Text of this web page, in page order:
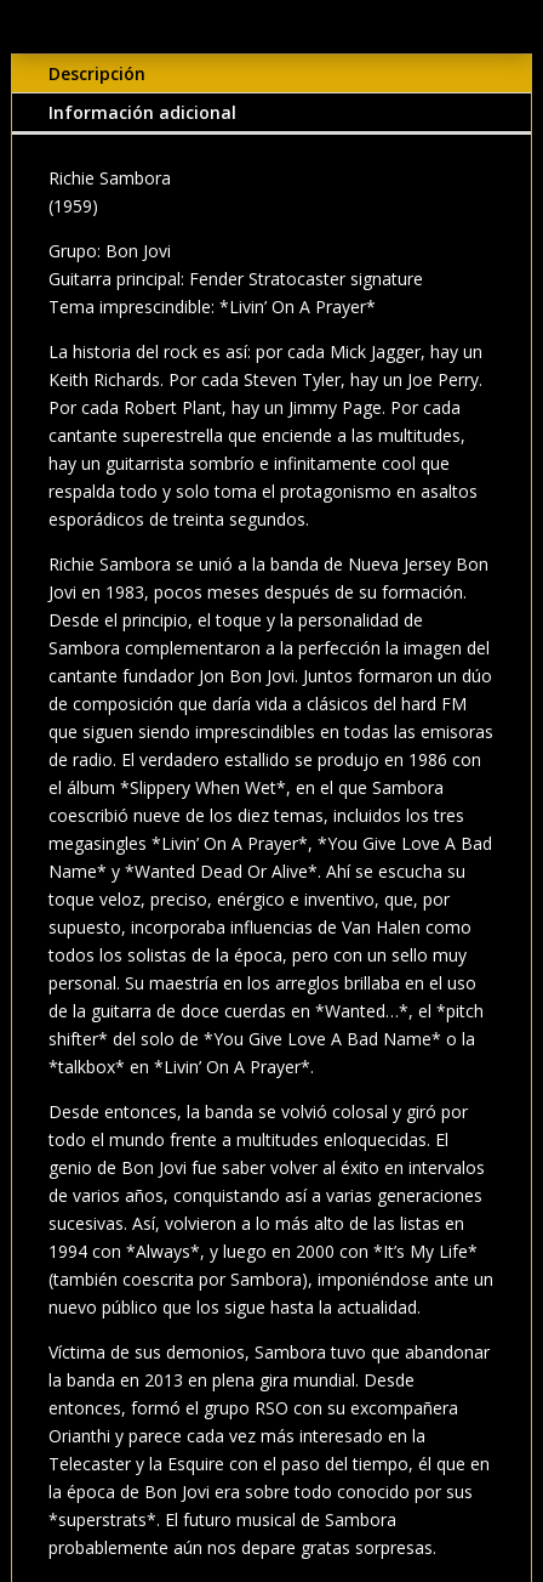
Descripción
Información adicional
Richie Sambora
(1959)
Grupo: Bon Jovi
Guitarra principal: Fender Stratocaster signature
Tema imprescindible: *Livin’ On A Prayer*
La historia del rock es así: por cada Mick Jagger, hay un
Keith Richards. Por cada Steven Tyler, hay un Joe Perry.
Por cada Robert Plant, hay un Jimmy Page. Por cada
cantante superestrella que enciende a las multitudes,
hay un guitarrista sombrío e infinitamente cool que
respalda todo y solo toma el protagonismo en asaltos
esporádicos de treinta segundos.
Richie Sambora se unió a la banda de Nueva Jersey Bon
Jovi en 1983, pocos meses después de su formación.
Desde el principio, el toque y la personalidad de
Sambora complementaron a la perfección la imagen del
cantante fundador Jon Bon Jovi. Juntos formaron un dúo
de composición que daría vida a clásicos del hard FM
que siguen siendo imprescindibles en todas las emisoras
de radio. El verdadero estallido se produjo en 1986 con
el álbum *Slippery When Wet*, en el que Sambora
coescribió nueve de los diez temas, incluidos los tres
megasingles *Livin’ On A Prayer*, *You Give Love A Bad
Name* y *Wanted Dead Or Alive*. Ahí se escucha su
toque veloz, preciso, enérgico e inventivo, que, por
supuesto, incorporaba influencias de Van Halen como
todos los solistas de la época, pero con un sello muy
personal. Su maestría en los arreglos brillaba en el uso
de la guitarra de doce cuerdas en *Wanted…*, el *pitch
shifter* del solo de *You Give Love A Bad Name* o la
*talkbox* en *Livin’ On A Prayer*.
Desde entonces, la banda se volvió colosal y giró por
todo el mundo frente a multitudes enloquecidas. El
genio de Bon Jovi fue saber volver al éxito en intervalos
de varios años, conquistando así a varias generaciones
sucesivas. Así, volvieron a lo más alto de las listas en
1994 con *Always*, y luego en 2000 con *It’s My Life*
(también coescrita por Sambora), imponiéndose ante un
nuevo público que los sigue hasta la actualidad.
Víctima de sus demonios, Sambora tuvo que abandonar
la banda en 2013 en plena gira mundial. Desde
entonces, formó el grupo RSO con su excompañera
Orianthi y parece cada vez más interesado en la
Telecaster y la Esquire con el paso del tiempo, él que en
la época de Bon Jovi era sobre todo conocido por sus
*superstrats*. El futuro musical de Sambora
probablemente aún nos depare gratas sorpresas.